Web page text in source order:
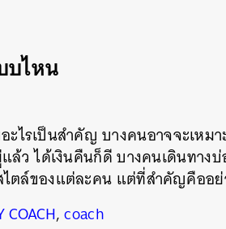
บไหน
ไรเป็นสำคัญ บางคนอาจจะเหม
ล้ว ได้เงินคืนก็ดี บางคนเดินทาง
ตล์ของแต่ละคน แต่ที่สำคัญคืออ
COACH,coach